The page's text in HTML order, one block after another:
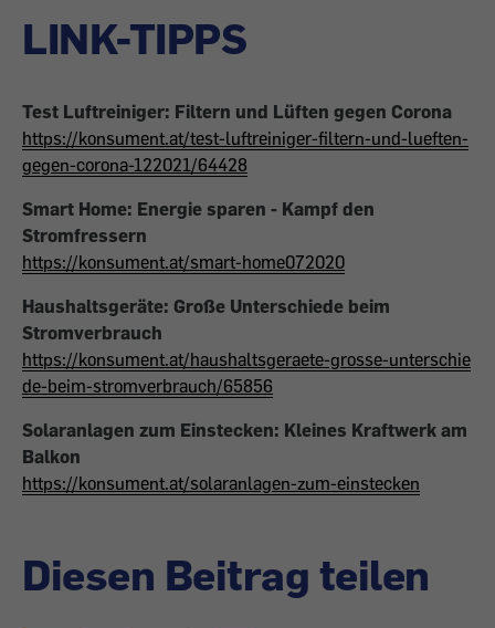
LINK-TIPPS
Test Luftreiniger: Filtern und Lüften gegen Corona
https://konsument.at/test-luftreiniger-filtern-und-lueften-
gegen-corona-122021/64428
Smart Home: Energie sparen - Kampf den
Stromfressern
https://konsument.at/smart-home072020
Haushaltsgeräte: Große Unterschiede beim
Stromverbrauch
https://konsument.at/haushaltsgeraete-grosse-unterschie
de-beim-stromverbrauch/65856
Solaranlagen zum Einstecken: Kleines Kraftwerk am
Balkon
https://konsument.at/solaranlagen-zum-einstecken
Diesen Beitrag teilen